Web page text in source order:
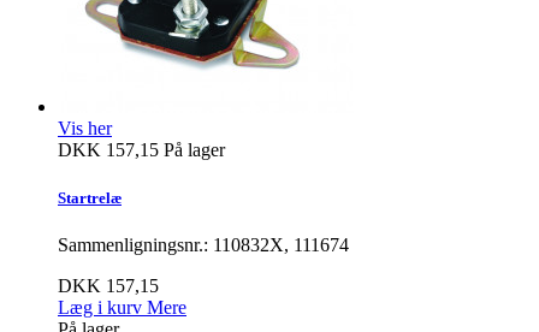
Vis her
DKK 157,15 På lager
Startrelæ
Sammenligningsnr.: 110832X, 111674
DKK 157,15
Læg i kurv Mere